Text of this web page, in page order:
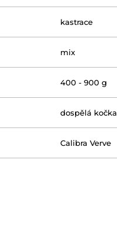
kastrace
mix
400 - 900 g
dospělá kočka
Calibra Verve